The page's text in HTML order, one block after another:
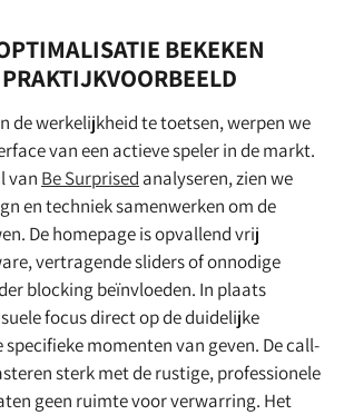
BEKEKEN
de werkelijkheid te toetsen, werpen we
van een actieve speler in de markt.
van Be Surprised analyseren, zien we
en techniek samenwerken om de
De homepage is opvallend vrij
vertragende sliders of onnodige
blocking beïnvloeden. In plaats
focus direct op de duidelijke
momenten van geven. De call-
sterk met de rustige, professionele
geen ruimte voor verwarring. Het